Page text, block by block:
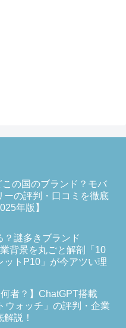
この国のブランド？モバ
ーの評判・口コミを徹底
年版】
？謎多きブランド
背景を丸ごと解剖「10
ットP10」が今アツい理
何者？】ChatGPT搭載
ウォッチ」の評判・企業
説！